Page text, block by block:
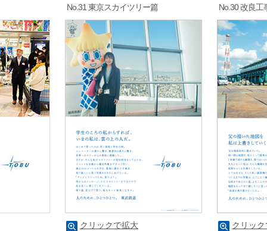
No.31 東京スカイツリー篇
クリックで拡大
No.30 改良工
クリッ